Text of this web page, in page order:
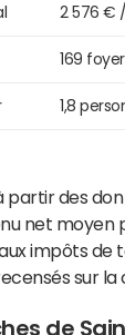
2 576 €
169
1,8
des
net
impôts de
sur la
de